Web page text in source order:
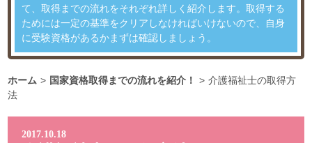
て、取得までの流れをそれぞれ詳しく紹介します。取得する
ためには一定の基準をクリアしなければいけないので、自身
に受験資格があるかまずは確認しましょう。
ホーム > 国家資格取得までの流れを紹介！ > 介護福祉士の取得方
法
2017.10.18